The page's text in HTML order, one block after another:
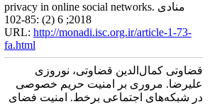
privacy in online social networks. منادی
2018; 6 (2) :85-102
URL: http://monadi.isc.org.ir/article-1-73-
fa.html
قضاوتی کمال‌الدین قضاوتی، نوروزی
علیرضا. مروری بر امنیت حریم خصوصی
در شبکه‌های اجتماعی برخط. امنیت فضای